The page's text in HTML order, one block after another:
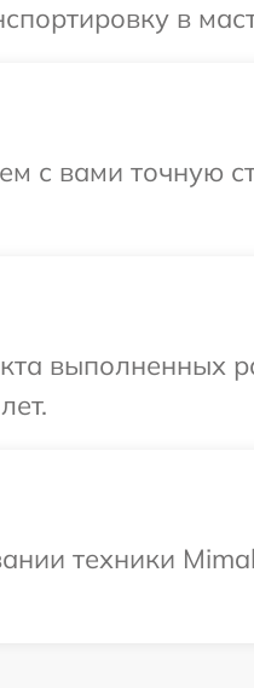
в
с вами точную
выполненных
техники